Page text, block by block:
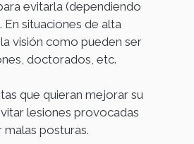
evitarla (dependiendo
En situaciones de alta
visión como pueden ser
doctorados, etc.
que quieran mejorar su
lesiones provocadas
malas posturas.